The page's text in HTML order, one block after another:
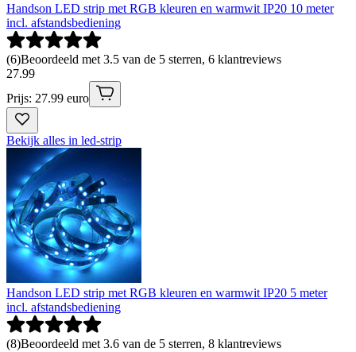
Handson LED strip met RGB kleuren en warmwit IP20 10 meter
incl. afstandsbediening
(6)Beoordeeld met 3.5 van de 5 sterren, 6 klantreviews
27.99
Prijs: 27.99 euro
Bekijk alles in led-strip
Handson LED strip met RGB kleuren en warmwit IP20 5 meter
incl. afstandsbediening
(8)Beoordeeld met 3.6 van de 5 sterren, 8 klantreviews